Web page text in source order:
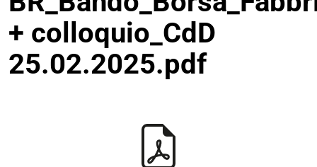
+ colloquio_CdD
25.02.2025.pdf